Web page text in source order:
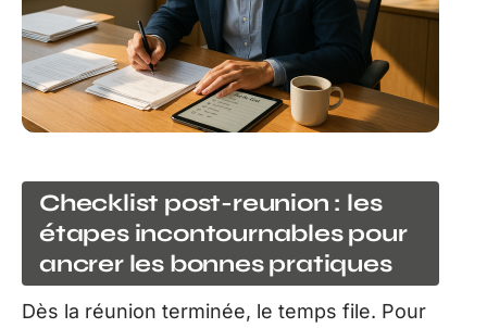
Checklist post-reunion : les
étapes incontournables pour
ancrer les bonnes pratiques
Dès la réunion terminée, le temps file. Pour